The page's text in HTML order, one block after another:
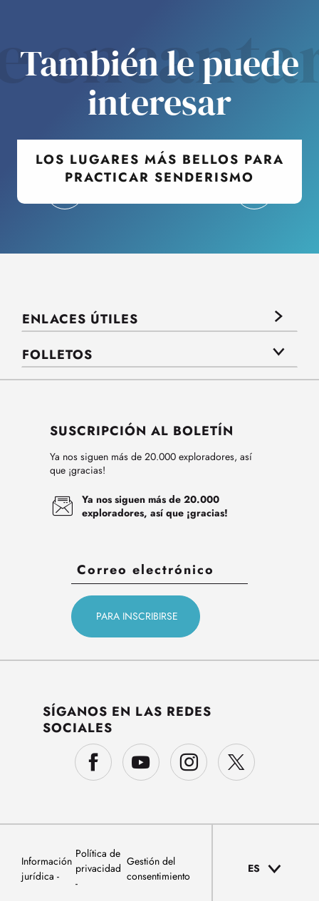
También le puede
interesar
LOS LUGARES MÁS BELLOS PARA
PRACTICAR SENDERISMO
ENLACES ÚTILES
FOLLETOS
SUSCRIPCIÓN AL BOLETÍN
Ya nos siguen más de 20.000 exploradores, así
que ¡gracias!
Ya nos siguen más de 20.000
exploradores, así que ¡gracias!
SÍGANOS EN LAS REDES
SOCIALES
Información
jurídica
Política de
privacidad
Gestión del
consentimiento
ES